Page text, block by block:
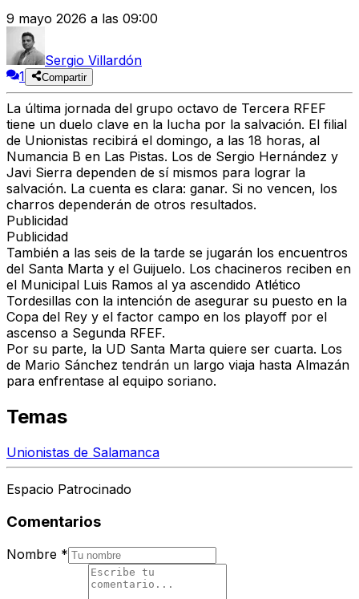
9 mayo 2026 a las 09:00
Sergio Villardón
1
Compartir
La última jornada del grupo octavo de Tercera RFEF
tiene un duelo clave en la lucha por la salvación. El filial
de Unionistas recibirá el domingo, a las 18 horas, al
Numancia B en Las Pistas. Los de Sergio Hernández y
Javi Sierra dependen de sí mismos para lograr la
salvación. La cuenta es clara: ganar. Si no vencen, los
charros dependerán de otros resultados.
Publicidad
Publicidad
También a las seis de la tarde se jugarán los encuentros
del Santa Marta y el Guijuelo. Los chacineros reciben en
el Municipal Luis Ramos al ya ascendido Atlético
Tordesillas con la intención de asegurar su puesto en la
Copa del Rey y el factor campo en los playoff por el
ascenso a Segunda RFEF.
Por su parte, la UD Santa Marta quiere ser cuarta. Los
de Mario Sánchez tendrán un largo viaja hasta Almazán
para enfrentase al equipo soriano.
Temas
Unionistas de Salamanca
Espacio Patrocinado
Comentarios
Nombre *